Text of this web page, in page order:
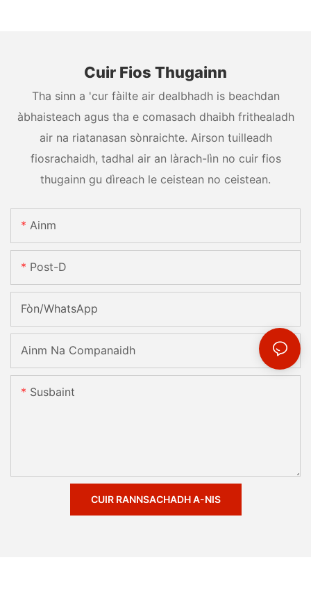
Cuir Fios Thugainn
Tha sinn a 'cur fàilte air dealbhadh is beachdan
àbhaisteach agus tha e comasach dhaibh frithealadh
air na riatanasan sònraichte. Airson tuilleadh
fiosrachaidh, tadhal air an làrach-lìn no cuir fios
thugainn gu dìreach le ceistean no ceistean.
Ainm
Post-D
Fòn/whatsApp
Ainm Na Companaidh
Susbaint
CUIR RANNSACHADH A-NIS